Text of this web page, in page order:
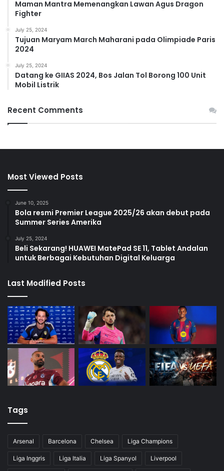
Maman Mantra Memenangkan Lawan Agus Dragon
Fighter
July 25, 2024
Tujuan Maryam March Maharani pada Olimpiade Paris
2024
July 25, 2024
Datang ke GIIAS 2024, Bos Jalan Tol Borong 100 Unit
Mobil Listrik
Recent Comments
Most Viewed Posts
June 10, 2025
Bola resmi Premier League 2025/26 akan debut pada
Summer Series Amerika
July 25, 2024
Beli Sekarang! HUAWEI MatePad SE 11, Tablet Andalan
untuk Berbagai Kebutuhan Digital Keluarga
Last Modified Posts
Tags
Arsenal Barcelona Chelsea Liga Champions
Liga Inggris Liga Italia Liga Spanyol Liverpool